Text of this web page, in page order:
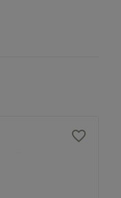
favorite_border